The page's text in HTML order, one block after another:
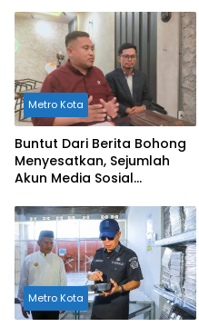
Metro Kota
Buntut Dari Berita Bohong
Menyesatkan, Sejumlah
Akun Media Sosial
Metro Kota